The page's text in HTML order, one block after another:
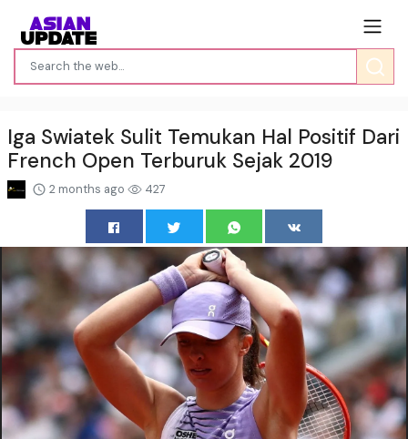
Iga Swiatek Sulit Temukan Hal Positif Dari
French Open Terburuk Sejak 2019
2 months ago 427